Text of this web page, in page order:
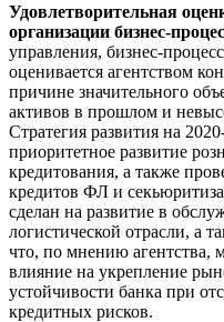
Удовлетворительная
организации бизнес-
управления, бизнес-
оценивается агентством
причине значительного
активов в прошлом и
Стратегия развития на
приоритетное развитие
кредитования, а также
кредитов ФЛ и
сделан на развитие в
логистической отрасли, а
что, по мнению агентства,
влияние на укрепление
устойчивости банка при
кредитных рисков.